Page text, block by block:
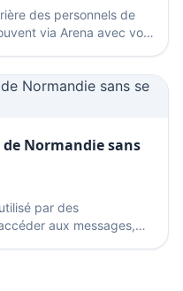
des personnels de
via Arena avec vos
de Normandie sans
par des
aux messages,